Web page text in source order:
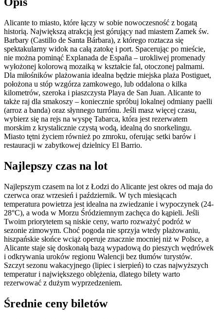
Alicante to miasto, które łączy w sobie nowoczesność z bogatą
historią. Największą atrakcją jest górujący nad miastem Zamek św.
Barbary (Castillo de Santa Bárbara), z którego roztacza się
spektakularny widok na całą zatokę i port. Spacerując po mieście,
nie można pominąć Explanada de España – urokliwej promenady
wyłożonej kolorową mozaiką w kształcie fal, otoczonej palmami.
Dla miłośników plażowania idealna będzie miejska plaża Postiguet,
położona u stóp wzgórza zamkowego, lub oddalona o kilka
kilometrów, szeroka i piaszczysta Playa de San Juan. Alicante to
także raj dla smakoszy – koniecznie spróbuj lokalnej odmiany paelli
(arroz a banda) oraz słynnego turrónu. Jeśli masz więcej czasu,
wybierz się na rejs na wyspę Tabarca, która jest rezerwatem
morskim z krystalicznie czystą wodą, idealną do snorkelingu.
Miasto tętni życiem również po zmroku, oferując setki barów i
restauracji w zabytkowej dzielnicy El Barrio.
Najlepszy czas na lot
Najlepszym czasem na lot z Łodzi do Alicante jest okres od maja do
czerwca oraz wrzesień i październik. W tych miesiącach
temperatura powietrza jest idealna na zwiedzanie i wypoczynek (24-
28°C), a woda w Morzu Śródziemnym zachęca do kąpieli. Jeśli
Twoim priorytetem są niskie ceny, warto rozważyć podróż w
sezonie zimowym. Choć pogoda nie sprzyja wtedy plażowaniu,
hiszpańskie słońce wciąż operuje znacznie mocniej niż w Polsce, a
Alicante staje się doskonałą bazą wypadową do pieszych wędrówek
i odkrywania uroków regionu Walencji bez tłumów turystów.
Szczyt sezonu wakacyjnego (lipiec i sierpień) to czas najwyższych
temperatur i największego oblężenia, dlatego bilety warto
rezerwować z dużym wyprzedzeniem.
Średnie ceny biletów